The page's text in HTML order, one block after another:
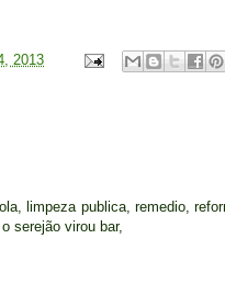
2013
limpeza publica, remedio,
serejão virou bar,